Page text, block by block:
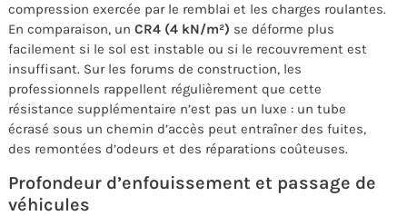
compression exercée par le remblai et les charges roulantes.
En comparaison, un CR4 (4 kN/m²) se déforme plus
facilement si le sol est instable ou si le recouvrement est
insuffisant. Sur les forums de construction, les
professionnels rappellent régulièrement que cette
résistance supplémentaire n’est pas un luxe : un tube
écrasé sous un chemin d’accès peut entraîner des fuites,
des remontées d’odeurs et des réparations coûteuses.
Profondeur d’enfouissement et passage de
véhicules